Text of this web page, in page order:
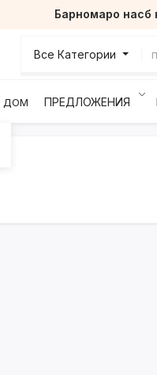
Барномаро насб
Все Категории
ДОМ ПРЕДЛОЖЕНИЯ